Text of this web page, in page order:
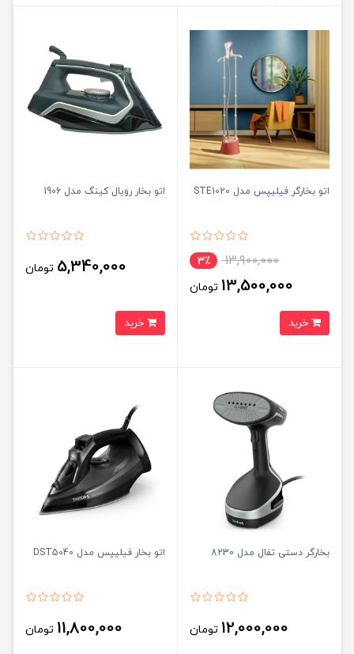
اتو بخارگر فیلیپس مدل STE1020
13,900,000 3٪
13,500,000 تومان
اتو بخار رویال کینگ مدل 1906
5,340,000 تومان
بخارگر دستی تفال مدل 8230
12,000,000 تومان
اتو بخار فیلیپس مدل DST5040
11,800,000 تومان